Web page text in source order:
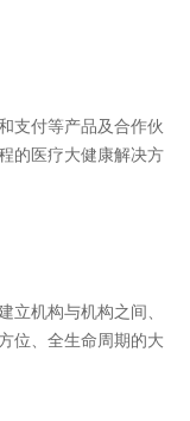
支付等产品及合作伙
的医疗大健康解决方
立机构与机构之间、
位、全生命周期的大